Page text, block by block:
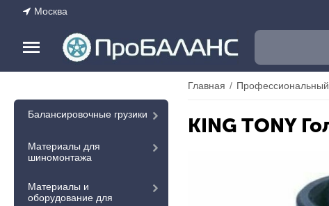
Москва
Балансировочные грузики
Материалы для
шиномонтажа
Материалы и
оборудование для
Главная /
KING TONY